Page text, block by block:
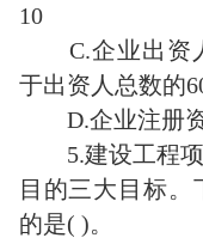
10
C.企业出资人
于出资人总数的
D.企业注册资
5.建设工程项
目的三大目标
的是( )。